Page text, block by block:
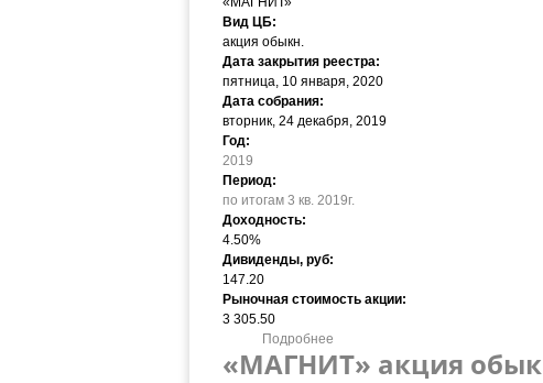
Вид ЦБ:
акция обыкн.
Дата закрытия реестра:
пятница, 10 января, 2020
Дата собрания:
вторник, 24 декабря, 2019
Год:
2019
Период:
по итогам 3 кв. 2019г.
Доходность:
4.50%
Дивиденды, руб:
147.20
Рыночная стоимость акции:
3 305.50
Подробнее
«МАГНИТ» акция